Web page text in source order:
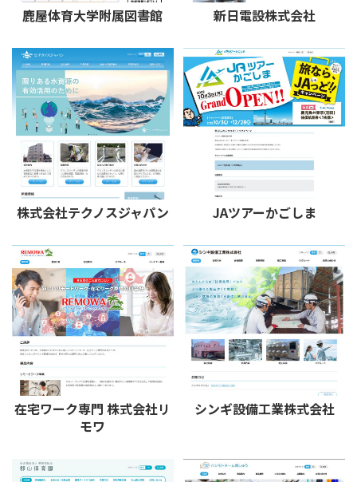
鹿屋体育大学附属図書館 新日電設株式会社
株式会社テクノスジャパン JAツアーかごしま
在宅ワーク専門 株式会社リ
モワ
シンギ設備工業株式会社